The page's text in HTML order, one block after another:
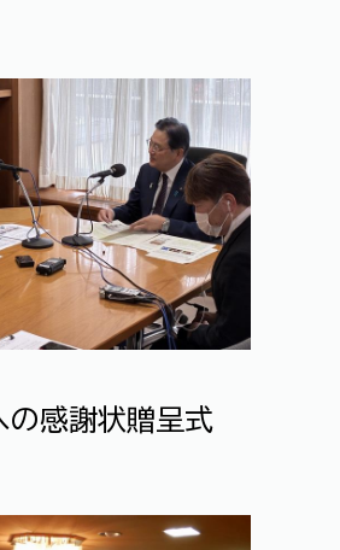
の感謝状贈呈式